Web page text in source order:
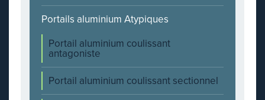
Portails aluminium Atypiques
Portail aluminium coulissant
antagoniste
Portail aluminium coulissant sectionnel